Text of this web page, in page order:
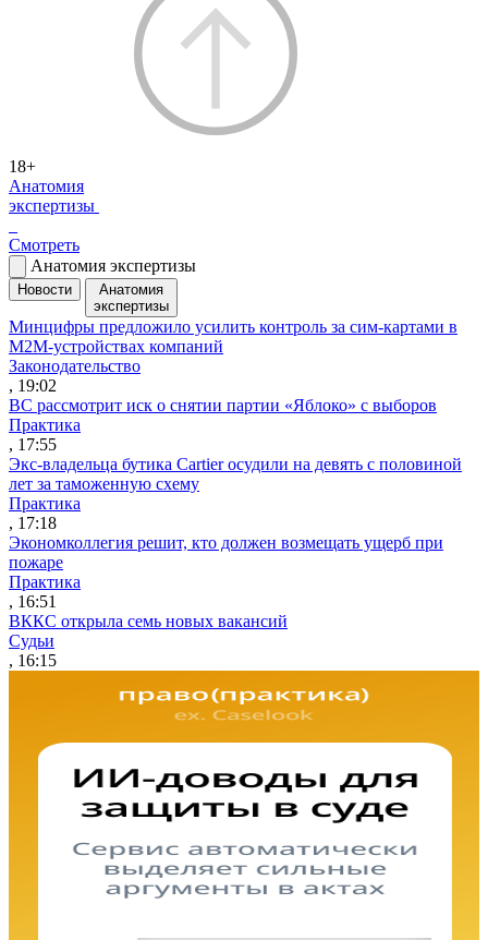
18+
Анатомия
экспертизы
Смотреть
Анатомия экспертизы
Новости
Анатомия
экспертизы
Минцифры предложило усилить контроль за сим-картами в
M2M-устройствах компаний
Законодательство
, 19:02
ВС рассмотрит иск о снятии партии «Яблоко» с выборов
Практика
, 17:55
Экс-владельца бутика Cartier осудили на девять с половиной
лет за таможенную схему
Практика
, 17:18
Экономколлегия решит, кто должен возмещать ущерб при
пожаре
Практика
, 16:51
ВККС открыла семь новых вакансий
Судьи
, 16:15